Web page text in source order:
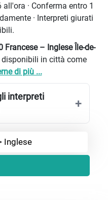
· Conferma entro 1
· Interpreti giurati
– Inglese Île-de-
in città come
di più ...
interpreti
Inglese